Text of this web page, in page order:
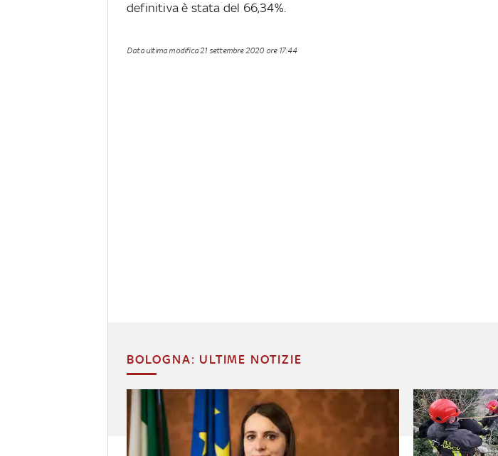
definitiva è stata del 66,34%.
Data ultima modifica 21 settembre 2020 ore 17:44
BOLOGNA: ULTIME NOTIZIE